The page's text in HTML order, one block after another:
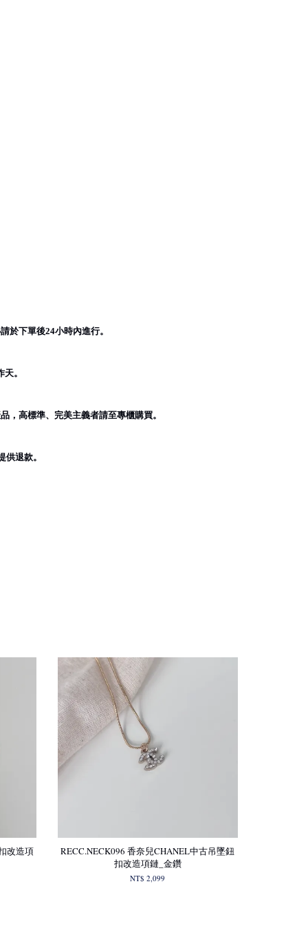
於下單後24小時內進行。
。
高標準、完美主義者請至專櫃購買。
退款。
改造項
RECC.NECK096 香奈兒CHANEL中古吊墜鈕
扣改造項鏈_金鑽
NT$ 2,099